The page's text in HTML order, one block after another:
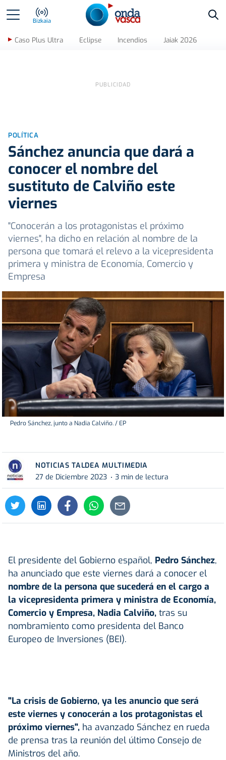
Bizkaia
Caso Plus Ultra Eclipse Incendios Jaiak 2026
POLÍTICA
Sánchez anuncia que dará a
conocer el nombre del
sustituto de Calviño este
viernes
"Conocerán a los protagonistas el próximo
viernes", ha dicho en relación al nombre de la
persona que tomará el relevo a la vicepresidenta
primera y ministra de Economía, Comercio y
Empresa
Pedro Sánchez, junto a Nadia Calviño. / EP
NOTICIAS TALDEA MULTIMEDIA
27 de Diciembre 2023
3 min de lectura
El presidente del Gobierno español, Pedro Sánchez,
ha anunciado que este viernes dará a conocer el
nombre de la persona que sucederá en el cargo a
la vicepresidenta primera y ministra de Economía,
Comercio y Empresa, Nadia Calviño, tras su
nombramiento como presidenta del Banco
Europeo de Inversiones (BEI).
"La crisis de Gobierno, ya les anuncio que será
este viernes y conocerán a los protagonistas el
próximo viernes", ha avanzado Sánchez en rueda
de prensa tras la reunión del último Consejo de
Ministros del año.